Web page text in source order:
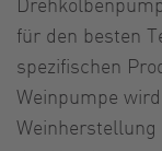
für den besten
spezifischen
Weinpumpe
Weinherstellung